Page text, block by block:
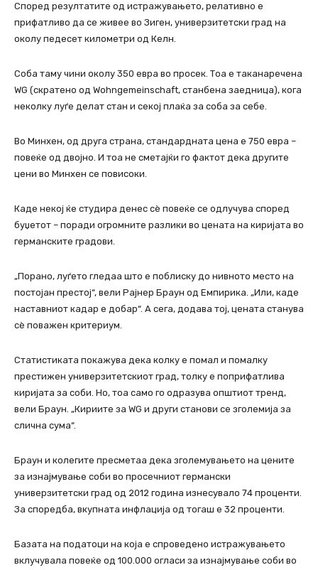
Според резултатите од истражувањето, релативно е
прифатливо да се живее во Зиген, универзитетски град на
околу педесет километри од Келн.
Соба таму чини околу 350 евра во просек. Тоа е таканаречена
WG (скратено од Wohngemeinschaft, станбена заедница), кога
неколку луѓе делат стан и секој плаќа за соба за себе.
Во Минхен, од друга страна, стандардната цена е 750 евра –
повеќе од двојно. И тоа не сметајќи го фактот дека другите
цени во Минхен се повисоки.
Каде некој ќе студира денес сè повеќе се одлучува според
буџетот – поради огромните разлики во цената на киријата во
германските градови.
„Порано, луѓето гледаа што е поблиску до нивното место на
постојан престој“, вели Рајнер Браун од Емпирика. „Или, каде
наставниот кадар е добар“. А сега, додава тој, цената станува
сè поважен критериум.
Статистиката покажува дека колку е помал и помалку
престижен универзитетскиот град, толку е поприфатлива
киријата за соби. Но, тоа само го одразува општиот тренд,
вели Браун. „Кириите за WG и други станови се зголемија за
слична сума“.
Браун и колегите пресметаа дека зголемувањето на цените
за изнајмување соби во просечниот германски
универзитетски град од 2012 година изнесувало 74 проценти.
За споредба, вкупната инфлација од тогаш е 32 проценти.
Базата на податоци на која е спроведено истражувањето
вклучувала повеќе од 100.000 огласи за изнајмување соби во